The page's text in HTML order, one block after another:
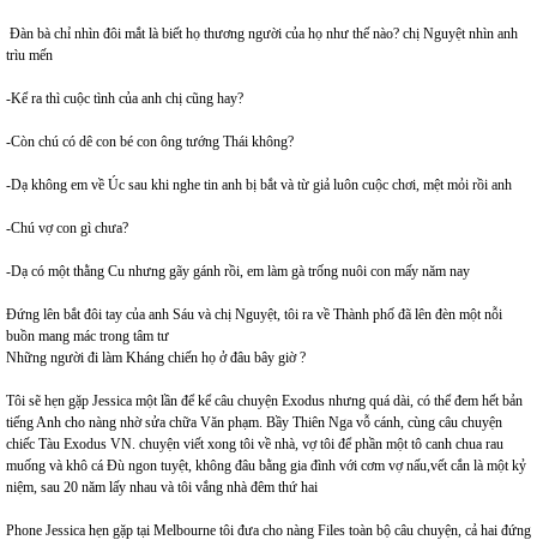
Đàn bà chỉ nhìn đôi mắt là biết họ thương người của họ như thế nào? chị Nguyệt nhìn anh
trìu mến
-Kể ra thì cuộc tình của anh chị cũng hay?
-Còn chú có dê con bé con ông tướng Thái không?
-Dạ không em về Úc sau khi nghe tin anh bị bắt và từ giả luôn cuộc chơi, mệt mỏi rồi anh
-Chú vợ con gì chưa?
-Dạ có một thằng Cu nhưng gãy gánh rồi, em làm gà trống nuôi con mấy năm nay
Đứng lên bắt đôi tay của anh Sáu và chị Nguyệt, tôi ra về Thành phố đã lên đèn một nỗi
buồn mang mác trong tâm tư
Những người đi làm Kháng chiến họ ở đâu bây giờ ?
Tôi sẽ hẹn gặp Jessica một lần để kể câu chuyện Exodus nhưng quá dài, có thể đem hết bản
tiếng Anh cho nàng nhờ sửa chữa Văn phạm. Bầy Thiên Nga vỗ cánh, cùng câu chuyện
chiếc Tàu Exodus VN. chuyện viết xong tôi về nhà, vợ tôi để phần một tô canh chua rau
muống và khô cá Đù ngon tuyệt, không đâu bằng gia đình với cơm vợ nấu,vết cắn là một kỷ
niệm, sau 20 năm lấy nhau và tôi vắng nhà đêm thứ hai
Phone Jessica hẹn gặp tại Melbourne tôi đưa cho nàng Files toàn bộ câu chuyện, cả hai đứng